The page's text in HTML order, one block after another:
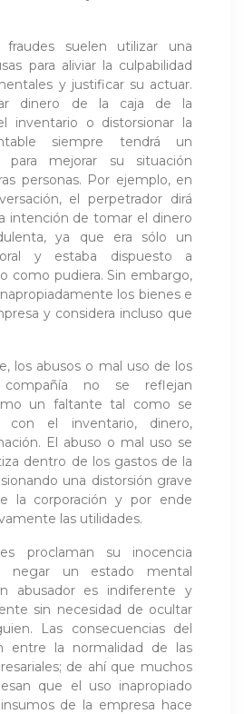
suelen utilizar una
para aliviar la culpabilidad
y justificar su actuar.
dinero de la caja de la
inventario o distorsionar la
siempre tendrá un
para mejorar su situación
personas. Por ejemplo, en
el perpetrador dirá
intención de tomar el dinero
ya que era sólo un
y estaba dispuesto a
como pudiera. Sin embargo,
los bienes e
y considera incluso que
los abusos o mal uso de los
no se reflejan
un faltante tal como se
con el inventario, dinero,
El abuso o mal uso se
dentro de los gastos de la
una distorsión grave
la corporación y por ende
las utilidades.
proclaman su inocencia
negar un estado mental
abusador es indiferente y
sin necesidad de ocultar
Las consecuencias del
entre la normalidad de las
de ahí que muchos
que el uso inapropiado
de la empresa hace